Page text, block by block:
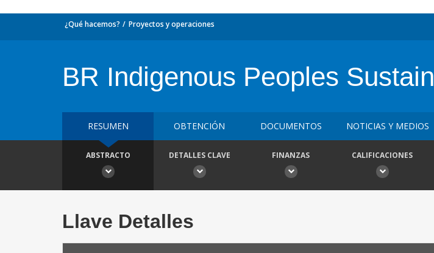
¿Qué hacemos? Proyectos y operaciones
BR Indigenous Peoples
RESUMEN OBTENCIÓN DOCUMENTOS NOTICIAS Y MEDIOS
ABSTRACTO DETALLES CLAVE FINANZAS CALIFICACIONES
Llave Detalles